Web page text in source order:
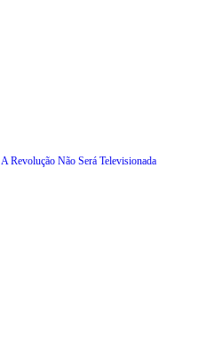
A Revolução Não Será Televisionada